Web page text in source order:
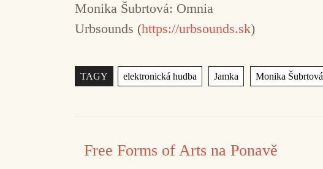
Monika Šubrtová: Omnia
Urbsounds (https://urbsounds.sk)
TAGY
Štítky
elektronická hudba Jamka Monika Šubrtová
Free Forms of Arts na Ponavě